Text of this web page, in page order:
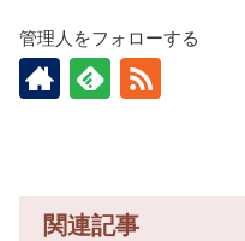
管理人をフォローする
関連記事